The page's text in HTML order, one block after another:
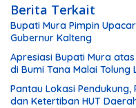
Berita Terkait
Bupati Mura Pimpin
Gubernur Kalteng
Apresiasi Bupati Mura
di Bumi Tana Malai Tolung
Pantau Lokasi
dan Ketertiban HUT